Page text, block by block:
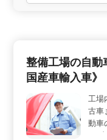
＜経験者優遇の施
者、特に電気工事
場です。工事の進
約社員、派遣社員の
働けます。賞与も年
＜便利な駅近環境
ー通勤も可能です。
ークライフバランス
長年の経験を活かし
整備工場の自動
国産車輸入車》
工場
古車
動車